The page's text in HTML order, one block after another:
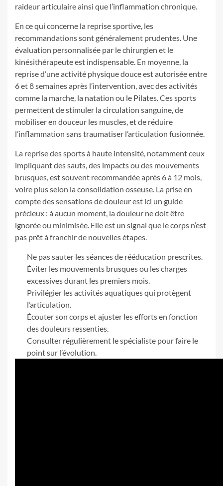
raideur articulaire ainsi que l’inflammation chronique.
En ce qui concerne la reprise sportive, les
recommandations sont généralement prudentes. Une
évaluation personnalisée par le chirurgien et le
kinésithérapeute est indispensable. En moyenne, la
reprise d’une activité physique douce est autorisée entre
6 et 8 semaines après l’intervention, avec des activités
comme la marche, la natation ou le Pilates. Ces sports
permettent de stimuler la circulation sanguine, de
mobiliser en douceur les muscles, et de réduire
l’inflammation sans traumatiser l’articulation fusionnée.
La reprise des sports à haute intensité, notamment ceux
impliquant des sauts, des impacts ou des mouvements
brusques, est souvent recommandée après 6 à 12 mois,
voire plus selon la consolidation osseuse. La prise en
compte des sensations de douleur est ici un guide
précieux : à aucun moment, la douleur ne doit être
ignorée ou minimisée. Elle est un signal que le corps n’est
pas prêt à franchir de nouvelles étapes.
Ne pas sauter les séances de rééducation prescrites.
Éviter les mouvements brusques ou les charges
excessives durant les premiers mois.
Privilégier les activités aquatiques qui protègent
l’articulation.
Écouter son corps et ajuster les efforts en fonction
des douleurs ressenties.
Consulter régulièrement le spécialiste pour faire le
point sur l’évolution.